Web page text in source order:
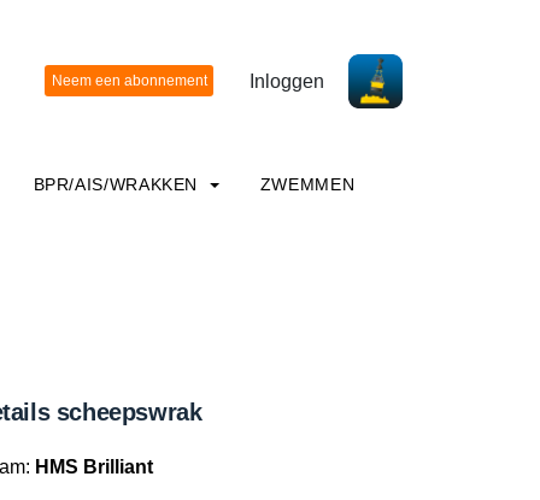
Inloggen
BPR/AIS/WRAKKEN ZWEMMEN
scheepswrak
HMS Brilliant